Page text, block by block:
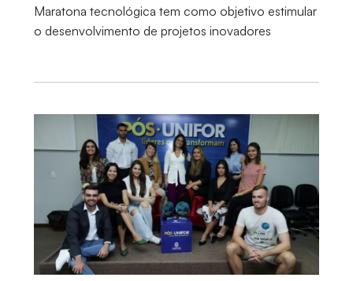
Maratona tecnológica tem como objetivo estimular
o desenvolvimento de projetos inovadores